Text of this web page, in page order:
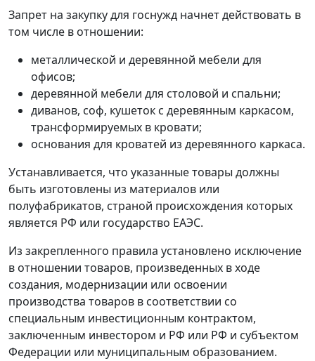
Запрет на закупку для госнужд начнет действовать в
том числе в отношении:
металлической и деревянной мебели для
офисов;
деревянной мебели для столовой и спальни;
диванов, соф, кушеток с деревянным каркасом,
трансформируемых в кровати;
основания для кроватей из деревянного каркаса.
Устанавливается, что указанные товары должны
быть изготовлены из материалов или
полуфабрикатов, страной происхождения которых
является РФ или государство ЕАЭС.
Из закрепленного правила установлено исключение
в отношении товаров, произведенных в ходе
создания, модернизации или освоении
производства товаров в соответствии со
специальным инвестиционным контрактом,
заключенным инвестором и РФ или РФ и субъектом
Федерации или муниципальным образованием.